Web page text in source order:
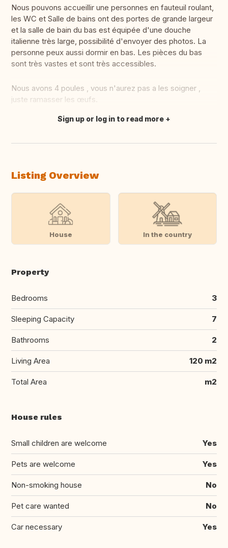
Nous pouvons accueillir une personnes en fauteuil roulant,
les WC et Salle de bains ont des portes de grande largeur
et la salle de bain du bas est équipée d'une douche
italienne très large, possibilité d'envoyer des photos. La
personne peux aussi dormir en bas. Les pièces du bas
sont très vastes et sont très accessibles.
Nous avons 4 poules , vous n'aurez pas a les soigner ,
juste ramasser les œufs.
Translate this
Sign up or log in to read more
Listing Overview
House In the country
Property
Bedrooms 3
Sleeping Capacity 7
Bathrooms 2
Living Area 120 m2
Total Area m2
House rules
Small children are welcome Yes
Pets are welcome Yes
Non-smoking house No
Pet care wanted No
Car necessary Yes